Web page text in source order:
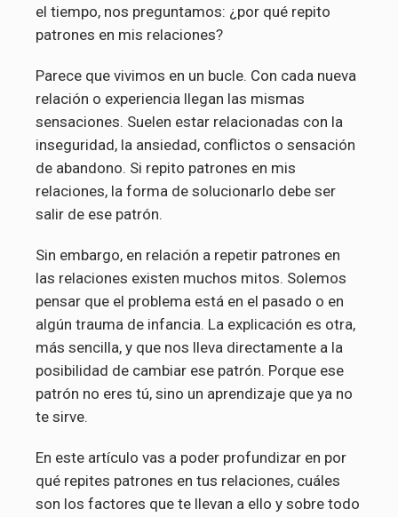
el tiempo, nos preguntamos: ¿por qué repito
patrones en mis relaciones?
Parece que vivimos en un bucle. Con cada nueva
relación o experiencia llegan las mismas
sensaciones. Suelen estar relacionadas con la
inseguridad, la ansiedad, conflictos o sensación
de abandono. Si repito patrones en mis
relaciones, la forma de solucionarlo debe ser
salir de ese patrón.
Sin embargo, en relación a repetir patrones en
las relaciones existen muchos mitos. Solemos
pensar que el problema está en el pasado o en
algún trauma de infancia. La explicación es otra,
más sencilla, y que nos lleva directamente a la
posibilidad de cambiar ese patrón. Porque ese
patrón no eres tú, sino un aprendizaje que ya no
te sirve.
En este artículo vas a poder profundizar en por
qué repites patrones en tus relaciones, cuáles
son los factores que te llevan a ello y sobre todo